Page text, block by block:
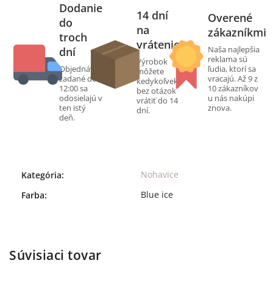
Dodanie
do
troch
dní
Objednávky
zadané do
12:00 sa
odosielajú v
ten istý
deň.
14 dní
na
vrátenie
Výrobok
môžete
kedykoľvek
bez otázok
vrátiť do 14
dní.
Overené
zákazníkmi
Naša najlepšia
reklama sú
ľudia, ktorí sa
vracajú. Až 9 z
10 zákazníkov
u nás nakúpi
znova.
Kategória:
Nohavice
Farba: Blue ice
Súvisiaci tovar